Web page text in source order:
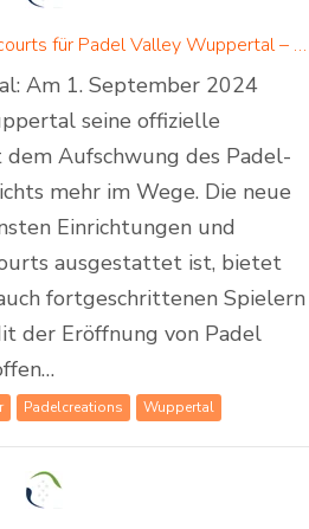
Padelcreations baut Padelcourts für Padel Valley Wuppertal – Eröffnung am 01. September 2024
Am 1. September 2024
seine offizielle
Aufschwung des Padel-
mehr im Wege. Die neue
Einrichtungen und
ausgestattet ist, bietet
fortgeschrittenen Spielern
der Eröffnung von Padel
Padelcreations Wuppertal